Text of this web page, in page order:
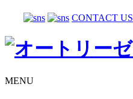
CONTACT US
MENU